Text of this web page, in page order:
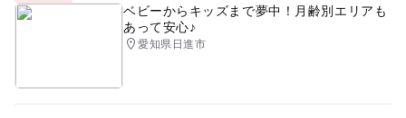
ベビーからキッズまで夢中！月齢別エリアも
あって安心♪
愛知県日進市